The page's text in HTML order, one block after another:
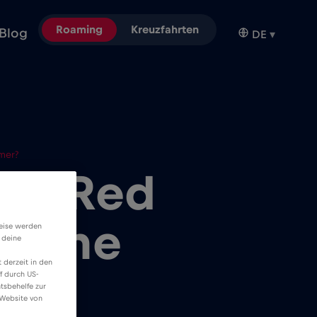
Blog Roaming Kreuzfahrten DE ▾
Red
eine
werden
deine
derzeit in den
durch US-
zur
von